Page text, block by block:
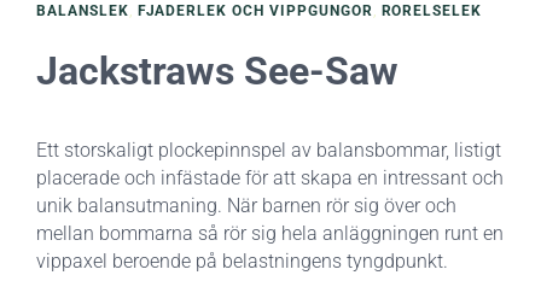
BALANSLEK, FJÄDERLEK OCH VIPPGUNGOR, RÖRELSELEK
Jackstraws See-Saw
Ett storskaligt plockepinnspel av balansbommar, listigt
placerade och infästade för att skapa en intressant och
unik balansutmaning. När barnen rör sig över och
mellan bommarna så rör sig hela anläggningen runt en
vippaxel beroende på belastningens tyngdpunkt.